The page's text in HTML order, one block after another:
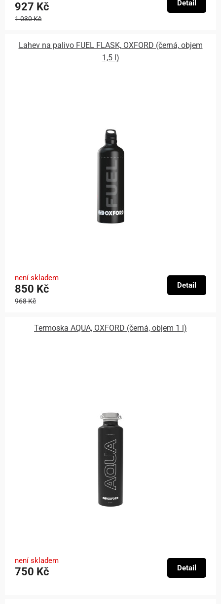
927 Kč
1 030 Kč
Detail
Lahev na palivo FUEL FLASK, OXFORD (černá, objem
1,5 l)
není skladem
850 Kč
968 Kč
Detail
Termoska AQUA, OXFORD (černá, objem 1 l)
není skladem
750 Kč Detail